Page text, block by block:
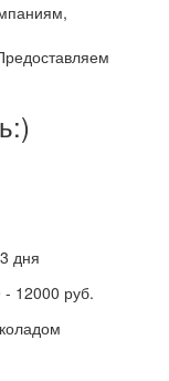
дня
- 12000 руб.